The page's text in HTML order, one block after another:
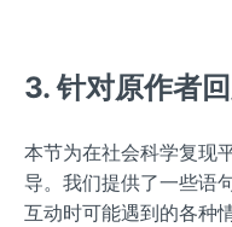
3. 针对原作者
本节为在社会科学复现
导。我们提供了一些语
互动时可能遇到的各种